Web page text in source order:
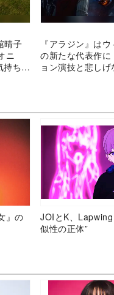
晴子
ニ
持ちに
『アラジン』は
の新たな代表作
ョン演技と悲し
』の
JOIとK、
似性の正体”